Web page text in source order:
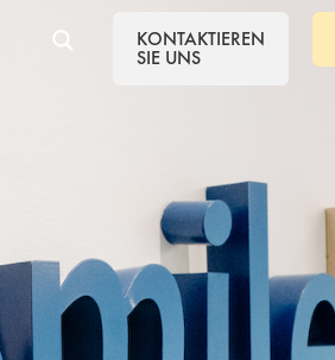
KONTAKTIEREN
SIE UNS